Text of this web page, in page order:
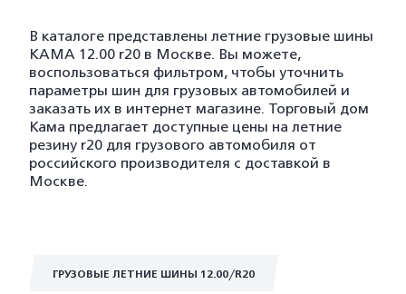
В каталоге представлены летние грузовые шины
KAMA 12.00 r20 в Москве. Вы можете,
воспользоваться фильтром, чтобы уточнить
параметры шин для грузовых автомобилей и
заказать их в интернет магазине. Торговый дом
Кама предлагает доступные цены на летние
резину r20 для грузового автомобиля от
российского производителя с доставкой в
Москве.
ГРУЗОВЫЕ ЛЕТНИЕ ШИНЫ 12.00/R20